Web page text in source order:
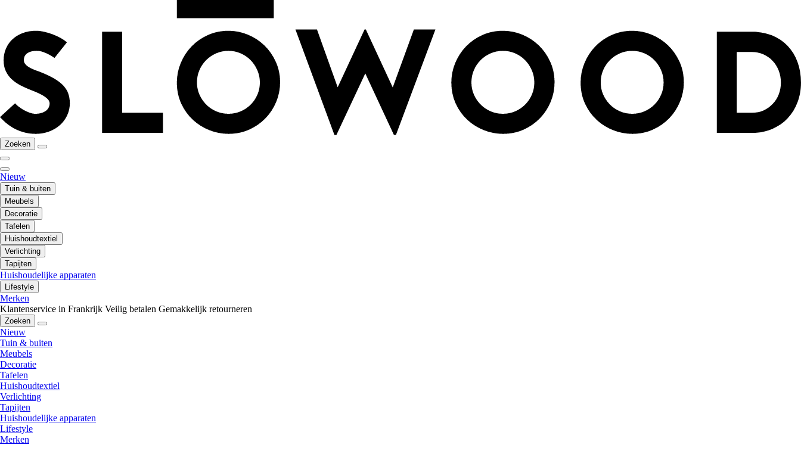
Zoeken
Nieuw
Tuin & buiten
Meubels
Decoratie
Tafelen
Huishoudtextiel
Verlichting
Tapijten
Huishoudelijke apparaten
Lifestyle
Merken
Klantenservice in Frankrijk Veilig betalen Gemakkelijk retourneren
Zoeken
Nieuw
Tuin & buiten
Meubels
Decoratie
Tafelen
Huishoudtextiel
Verlichting
Tapijten
Huishoudelijke apparaten
Lifestyle
Merken